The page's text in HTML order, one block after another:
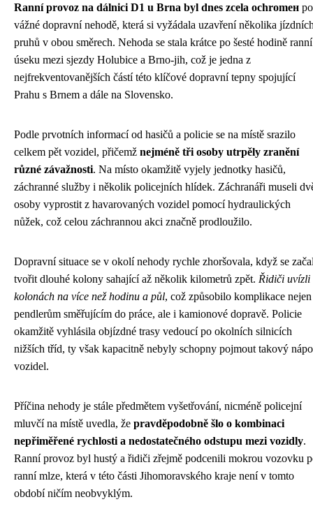
Ranní provoz na dálnici D1 u Brna byl dnes zcela ochromен po
vážné dopravní nehodě, která si vyžádala uzavření několika
pruhů v obou směrech. Nehoda se stala krátce po šesté hodině
úseku mezi sjezdy Holubice a Brno-jih, což je jedna z
nejfrekventovanějších částí této klíčové dopravní tepny spojující
Prahu s Brnem a dále na Slovensko.
Podle prvotních informací od hasičů a policie se na místě srazilo
celkem pět vozidel, přičemž nejméně tři osoby utrpěly zranění
různé závažnosti. Na místo okamžitě vyjely jednotky hasičů,
záchranné služby i několik policejních hlídek. Záchranáři museli
osoby vyprostit z havarovaných vozidel pomocí hydraulických
nůžek, což celou záchrannou akci značně prodloužilo.
Dopravní situace se v okolí nehody rychle zhoršovala, když se
tvořit dlouhé kolony sahající až několik kilometrů zpět. Řidiči uvízli
kolonách na více než hodinu a půl, což způsobilo komplikace nejen
pendlerům směřujícím do práce, ale i kamionové dopravě. Policie
okamžitě vyhlásila objízdné trasy vedoucí po okolních silnicích
nižších tříd, ty však kapacitně nebyly schopny pojmout takový
vozidel.
Příčina nehody je stále předmětem vyšetřování, nicméně policejní
mluvčí na místě uvedla, že pravděpodobně šlo o kombinaci
nepřiměřené rychlosti a nedostatečného odstupu mezi vozidly.
Ranní provoz byl hustý a řidiči zřejmě podcenili mokrou vozovku
ranní mlze, která v této části Jihomoravského kraje není v tomto
období ničím neobvyklým.